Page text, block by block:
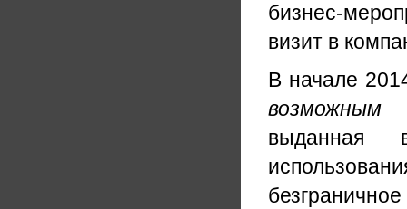
бизнес-
визит в
В начале
выданная